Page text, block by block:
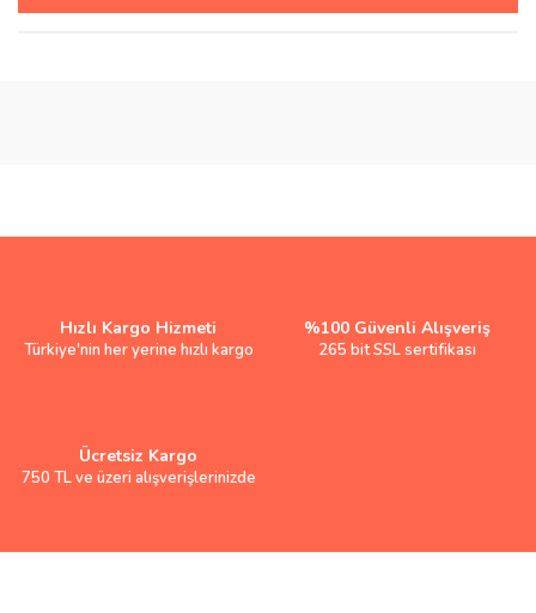
Hızlı Kargo Hizmeti
Türkiye'nin her yerine hızlı kargo
%100 Güvenli Alışveriş
265 bit SSL sertifikası
Ücretsiz Kargo
750 TL ve üzeri alışverişlerinizde